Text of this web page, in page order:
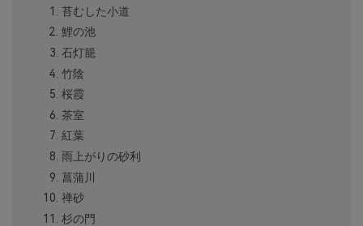
苔むした小道
鯉の池
石灯籠
竹陰
桜霞
茶室
紅葉
雨上がりの砂利
菖蒲川
禅砂
杉の門